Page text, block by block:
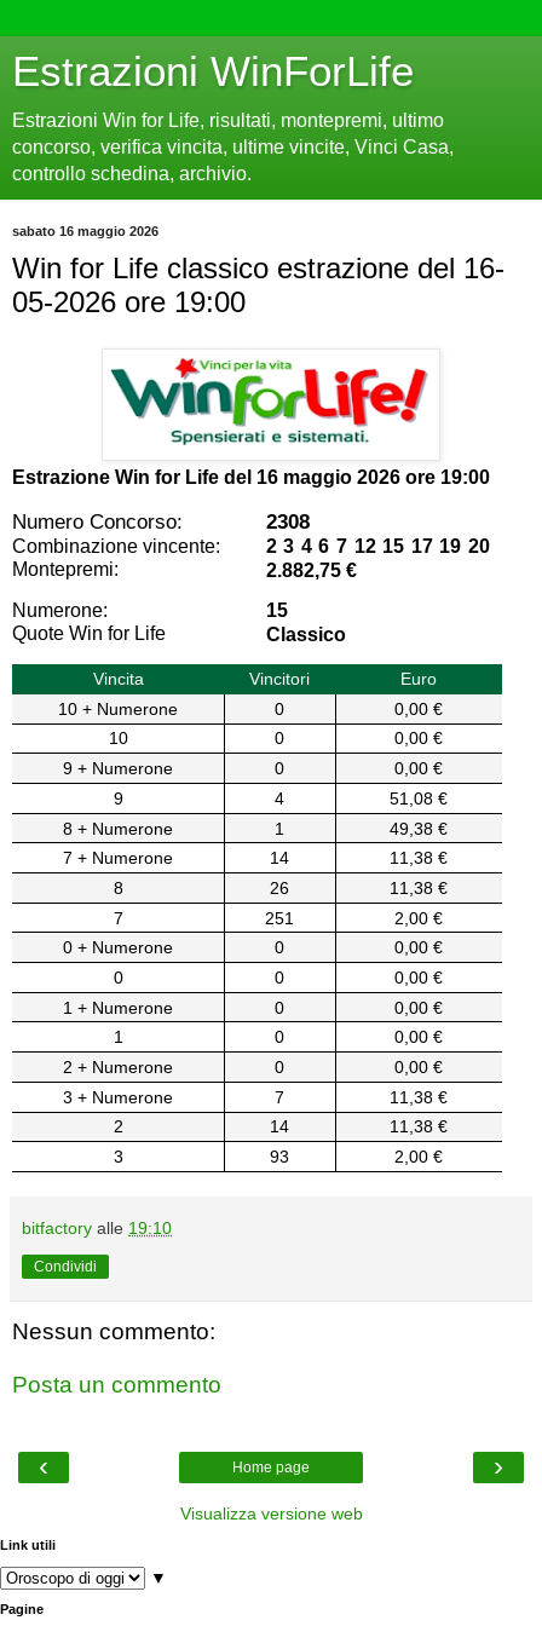
Estrazioni WinForLife
Estrazioni Win for Life, risultati, montepremi, ultimo
concorso, verifica vincita, ultime vincite, Vinci Casa,
controllo schedina, archivio.
sabato 16 maggio 2026
Win for Life classico estrazione del 16-
05-2026 ore 19:00
Estrazione Win for Life del 16 maggio 2026 ore 19:00
Numero Concorso: 2308
Combinazione vincente:
2 3 4 6 7 12 15 17 19 20
Montepremi:
2.882,75 €
Numerone:
15
Quote Win for Life
Classico
Vincita Vincitori
Euro
10 + Numerone
0
0,00 €
10
0
0,00 €
9 + Numerone
0
0,00 €
9
4
51,08 €
8 + Numerone
1
49,38 €
7 + Numerone
14
11,38 €
8
26
11,38 €
7
251
2,00 €
0 + Numerone
0
0,00 €
0
0
0,00 €
1 + Numerone
0
0,00 €
1
0
0,00 €
2 + Numerone
0
0,00 €
3 + Numerone
7
11,38 €
2
14
11,38 €
3
93 2,00 €
bitfactory alle 19:10
Condividi
Nessun commento:
Posta un commento
‹ ›
Home page
Visualizza versione web
Link utili
▼
Pagine